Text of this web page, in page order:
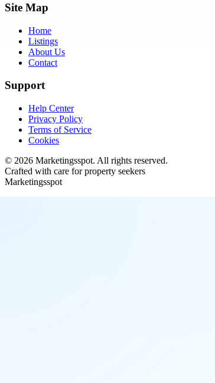
Site Map
Home
Listings
About Us
Contact
Support
Help Center
Privacy Policy
Terms of Service
Cookies
© 2026 Marketingsspot. All rights reserved.
Crafted with care for property seekers
Marketingsspot